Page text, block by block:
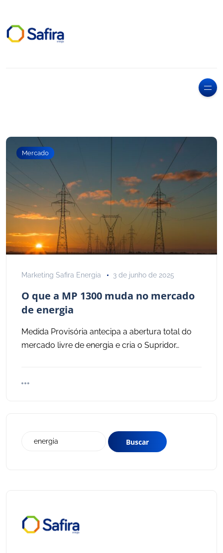
Mercado
Marketing Safira Energia 3 de junho de 2025
O que a MP 1300 muda no mercado
de energia
Medida Provisória antecipa a abertura total do
mercado livre de energia e cria o Supridor…